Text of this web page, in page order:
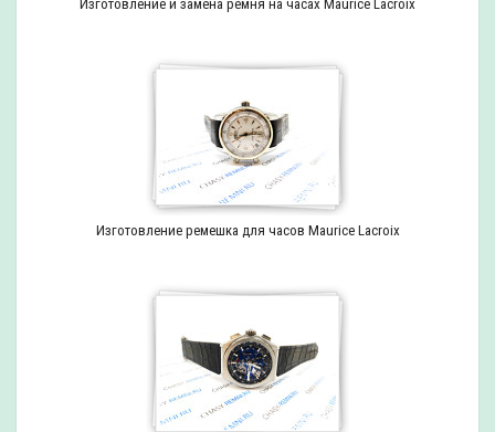
Изготовление и замена ремня на часах Maurice Lacroix
Изготовление ремешка для часов Maurice Lacroix